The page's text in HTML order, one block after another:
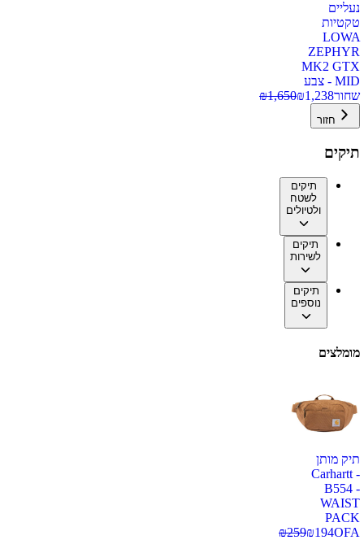
נעליים
טקטיות
LOWA
ZEPHYR
MK2 GTX
MID - צבע
שחור
₪1,238
₪1,650
חזור
תיקים
תיקים
לשטח
ולטיולים
תיקים
לשירות
תיקים
נוספים
מומלצים
תיק מותן
Carhartt -
B554 -
WAIST
PACK
OFA
₪194
₪259